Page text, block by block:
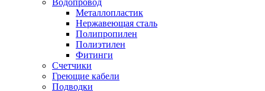
Металлопластик
Нержавеющая сталь
Полипропилен
Полиэтилен
Фитинги
Счетчики
Греющие кабели
Подводки